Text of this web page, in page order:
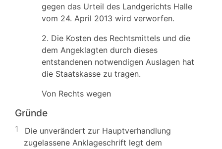
gegen das Urteil des Landgerichts Halle
vom 24. April 2013 wird verworfen.
2. Die Kosten des Rechtsmittels und die
dem Angeklagten durch dieses
entstandenen notwendigen Auslagen hat
die Staatskasse zu tragen.
Von Rechts wegen
Gründe
1
Die unverändert zur Hauptverhandlung
zugelassene Anklageschrift legt dem